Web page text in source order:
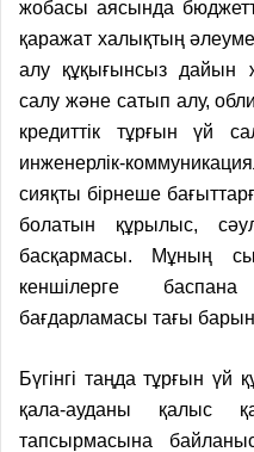
жобасы ая­сында
қаражат халықтың
алу құқығынсыз дайын
салу және сатып алу,
кредиттік тұрғын үй
инженерлік-
сияқты бірнеше
болатын құрылыс,
басқармасы. Мұның
кеншілерге баспана
бағдарламасы тағы
Бүгінгі таңда тұрғын
қала-ауданы қалыс
тапсырмасына